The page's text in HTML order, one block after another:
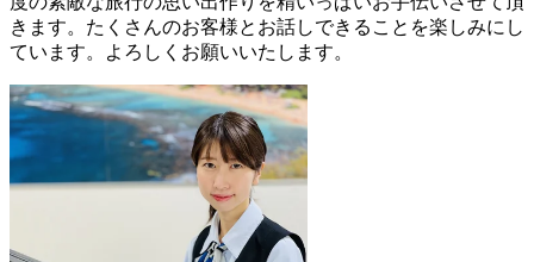
きます。たくさんのお客様とお話しできることを楽しみにし
ています。よろしくお願いいたします。